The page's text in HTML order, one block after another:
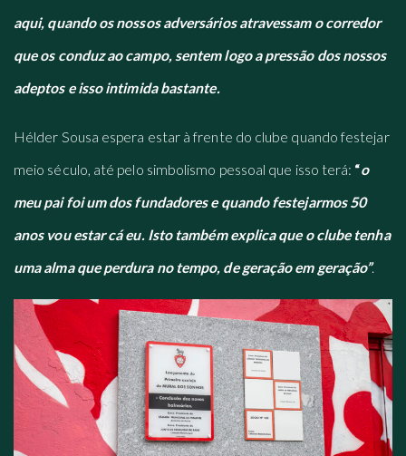
aqui, quando os nossos adversários atravessam o corredor
que os conduz ao campo, sentem logo a pressão dos nossos
adeptos e isso intimida bastante.
Hélder Sousa espera estar à frente do clube quando festejar
meio século, até pelo simbolismo pessoal que isso terá: “o
meu pai foi um dos fundadores e quando festejarmos 50
anos vou estar cá eu. Isto também explica que o clube tenha
uma alma que perdura no tempo, de geração em geração”.